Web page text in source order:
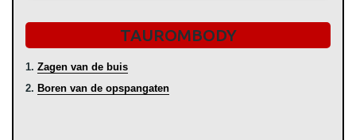
TAUROMBODY
1. Zagen van de buis
2. Boren van de opspangaten